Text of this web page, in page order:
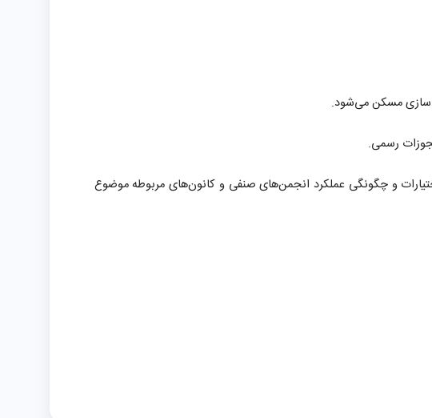
و چگونگی عملکرد انجمن‌های صنفی و کانون‌های مربوطه موضوع